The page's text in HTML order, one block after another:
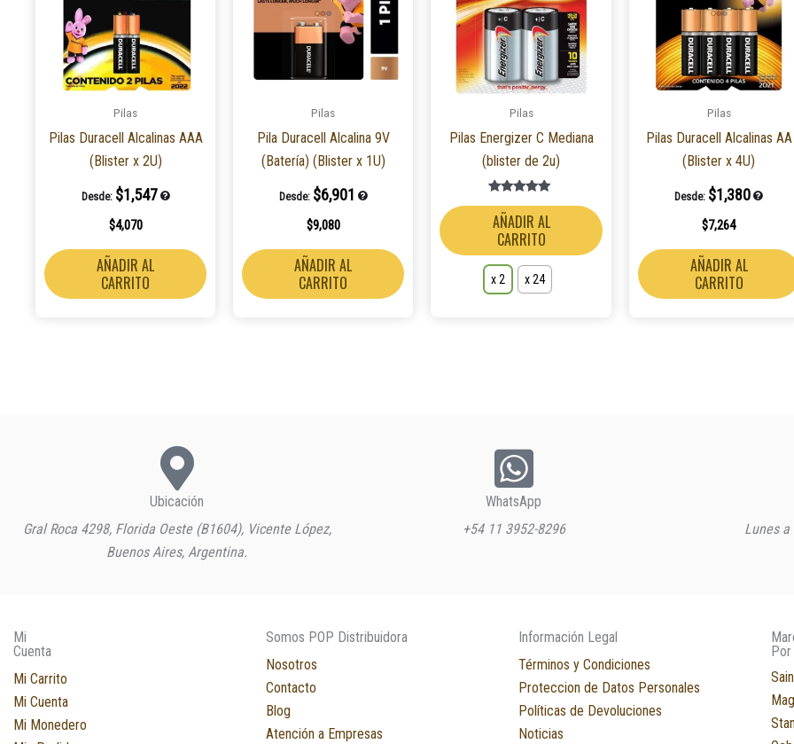
Pilas
Pilas Duracell Alcalinas AAA
(Blister x 2U)
Desde: $1,547
$4,070
AÑADIR AL
CARRITO
Pilas
Pila Duracell Alcalina 9V
(Batería) (Blister x 1U)
Desde: $6,901
$9,080
AÑADIR AL
CARRITO
Pilas
Pilas Energizer C Mediana
(blister de 2u)
Valorado en
5.00
de 5
AÑADIR AL
CARRITO
de
producto
x 2 x 24
Pilas
Pilas Duracell Alcalinas AA
(Blister x 4U)
Desde: $1,380
$7,264
AÑADIR AL
CARRITO
Ubicación
Gral Roca 4298, Florida Oeste (B1604), Vicente López,
Buenos Aires, Argentina.
WhatsApp
+54 11 3952-8296
Lunes a
Mi
Cuenta
Mi Carrito
Mi Cuenta
Mi Monedero
Somos POP Distribuidora
Nosotros
Contacto
Blog
Atención a Empresas
Información Legal
Términos y Condiciones
Proteccion de Datos Personales
Políticas de Devoluciones
Noticias